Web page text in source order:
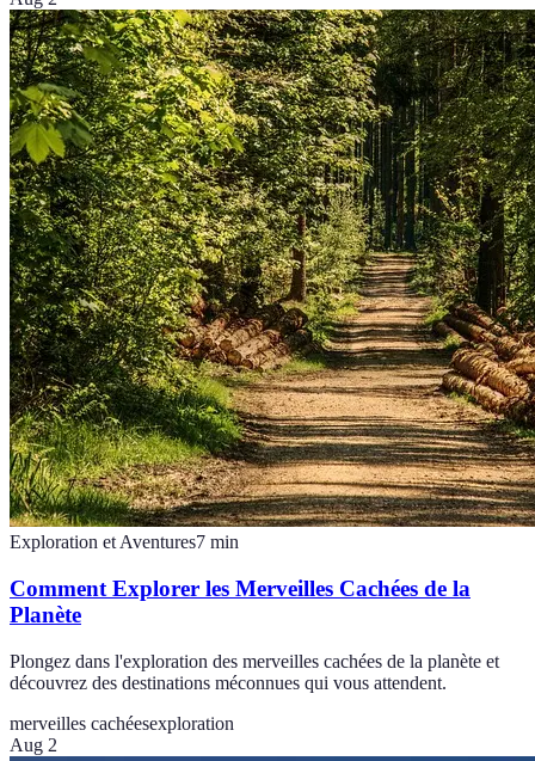
Exploration et Aventures7 min
Comment Explorer les Merveilles Cachées de la
Planète
Plongez dans l'exploration des merveilles cachées de la planète et
découvrez des destinations méconnues qui vous attendent.
merveilles cachéesexploration
Aug 2